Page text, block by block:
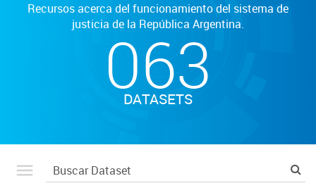
Recursos acerca del funcionamiento del sistema de
justicia de la República Argentina.
063
DATASETS